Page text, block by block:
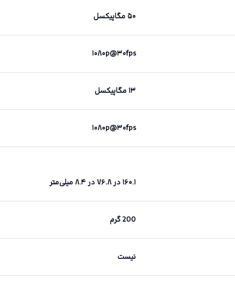
۵۰ مگاپیکسل
۱۰۸۰p@۳۰fps
۱۳ مگاپیکسل
۱۰۸۰p@۳۰fps
۱۶۰.۱ در ۷۶.۸ در ۸.۴ میلی‌متر
200 گرم
نیست